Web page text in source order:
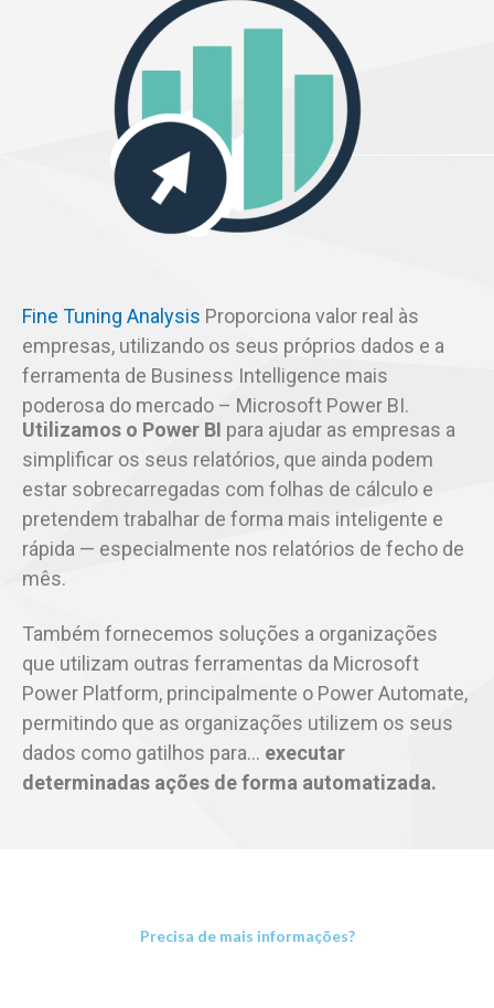
Fine Tuning Analysis Proporciona valor real às
empresas, utilizando os seus próprios dados e a
ferramenta de Business Intelligence mais
poderosa do mercado – Microsoft Power BI.
Utilizamos o Power BI para ajudar as empresas a
simplificar os seus relatórios, que ainda podem
estar sobrecarregadas com folhas de cálculo e
pretendem trabalhar de forma mais inteligente e
rápida — especialmente nos relatórios de fecho de
mês.
Também fornecemos soluções a organizações
que utilizam outras ferramentas da Microsoft
Power Platform, principalmente o Power Automate,
permitindo que as organizações utilizem os seus
dados como gatilhos para… executar
determinadas ações de forma automatizada.
Precisa de mais informações?